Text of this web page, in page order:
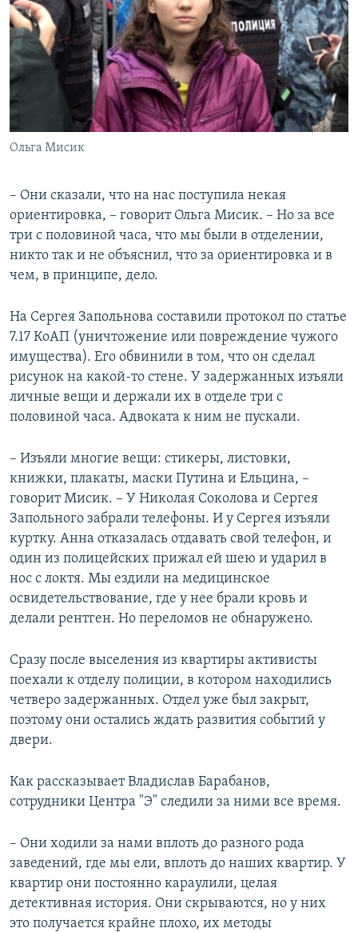
Ольга Мисик
– Они сказали, что на нас поступила некая
ориентировка, – говорит Ольга Мисик. – Но за все
три с половиной часа, что мы были в отделении,
никто так и не объяснил, что за ориентировка и в
чем, в принципе, дело.
На Сергея Запольнова составили протокол по статье
7.17 КоАП (уничтожение или повреждение чужого
имущества). Его обвинили в том, что он сделал
рисунок на какой-то стене. У задержанных изъяли
личные вещи и держали их в отделе три с
половиной часа. Адвоката к ним не пускали.
– Изъяли многие вещи: стикеры, листовки,
книжки, плакаты, маски Путина и Ельцина, –
говорит Мисик. – У Николая Соколова и Сергея
Запольного забрали телефоны. И у Сергея изъяли
куртку. Анна отказалась отдавать свой телефон, и
один из полицейских прижал ей шею и ударил в
нос с локтя. Мы ездили на медицинское
освидетельствование, где у нее брали кровь и
делали рентген. Но переломов не обнаружено.
Сразу после выселения из квартиры активисты
поехали к отделу полиции, в котором находились
четверо задержанных. Отдел уже был закрыт,
поэтому они остались ждать развития событий у
двери.
Как рассказывает Владислав Барабанов,
сотрудники Центра "Э" следили за ними все время.
– Они ходили за нами вплоть до разного рода
заведений, где мы ели, вплоть до наших квартир. У
квартир они постоянно караулили, целая
детективная история. Они скрываются, но у них
это получается крайне плохо, их методы